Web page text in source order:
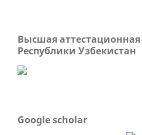
Высшая
Республики Узбекистан
Google scholar